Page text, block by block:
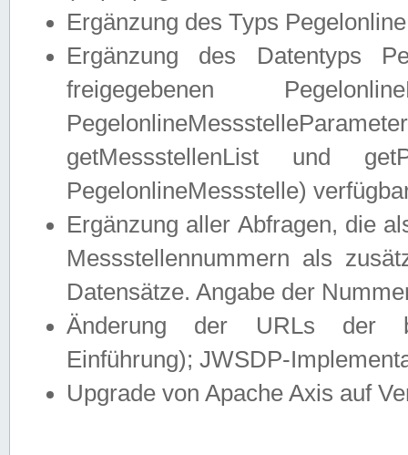
Ergänzung des Typs
Ergänzung des Datentyps
freigegebenen
getMessstellenList und
PegelonlineMessstelle)
Ergänzung aller Abfragen, die
Messstellennummern als
Datensätze. Angabe der
Änderung der URLs der
Einführung); JWSDP-
Upgrade von Apache Axis auf